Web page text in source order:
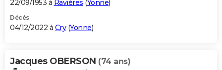
22/09/1953 à Ravières (Yonne)
Décès
04/12/2022 à Cry(Yonne)
Jacques OBERSON (74 ans)